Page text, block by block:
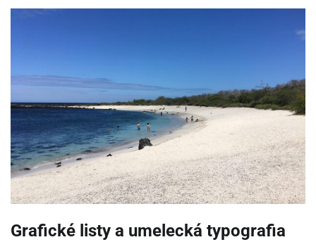
Grafické listy a umelecká typografia